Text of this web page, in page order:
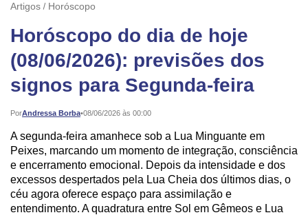
Artigos Horóscopo
Horóscopo do dia de hoje
(08/06/2026): previsões dos
signos para Segunda-feira
PorAndressa Borba•
Publicado: 08/06/2026 às 00:00
A segunda-feira amanhece sob a Lua Minguante em
Peixes, marcando um momento de integração, consciência
e encerramento emocional. Depois da intensidade e dos
excessos despertados pela Lua Cheia dos últimos dias, o
céu agora oferece espaço para assimilação e
entendimento. A quadratura entre Sol em Gêmeos e Lua